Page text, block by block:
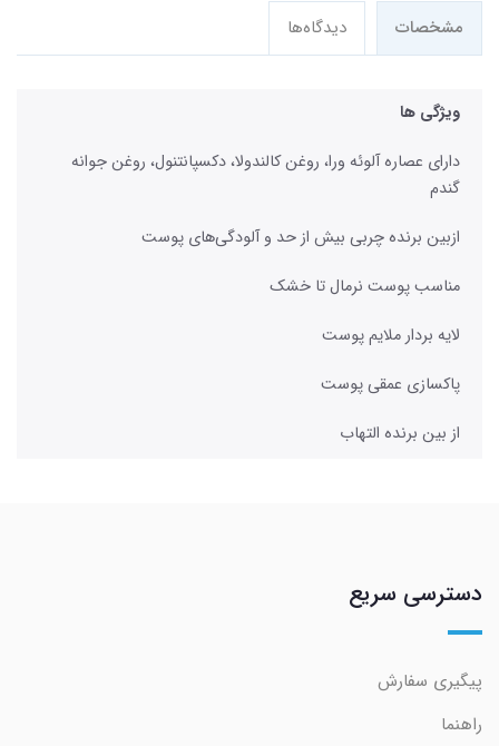
مشخصات دیدگاه‌ها
ویژگی ها
دارای عصاره آلوئه ورا، روغن کالندولا، دکسپانتنول، روغن جوانه
گندم
ازبین برنده چربی بیش از حد و آلودگی‌های پوست
مناسب پوست نرمال تا خشک
لایه بردار ملایم پوست
پاکسازی عمقی پوست
از بین برنده التهاب
دسترسی سریع
پیگیری سفارش
راهنما